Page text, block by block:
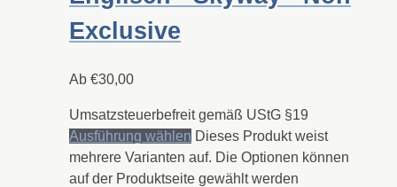
Exclusive
Ab €30,00
Umsatzsteuerbefreit gemäß UStG §19
Ausführung wählen Dieses Produkt weist
mehrere Varianten auf. Die Optionen können
auf der Produktseite gewählt werden